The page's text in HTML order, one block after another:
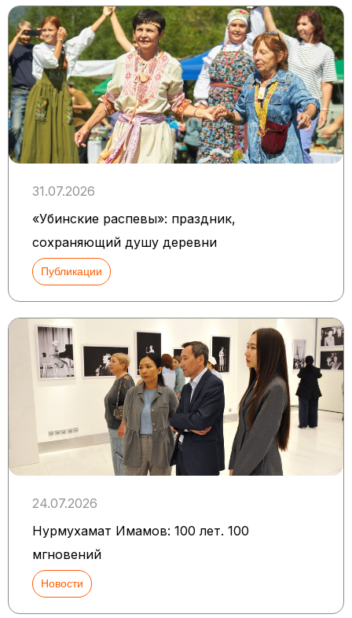
31.07.2026
«Убинские распевы»: праздник,
сохраняющий душу деревни
Публикации
24.07.2026
Нурмухамат Имамов: 100 лет. 100
мгновений
Новости